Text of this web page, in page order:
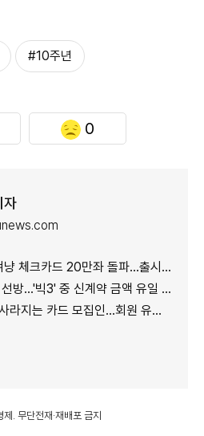
#10주년
0
자
크카드 20만좌 돌파…출시 8개월만
…'빅3' 중 신계약 금액 유일 증가
카드 모집인…회원 유치도 '디지털 전환'
. 무단전재·재배포 금지